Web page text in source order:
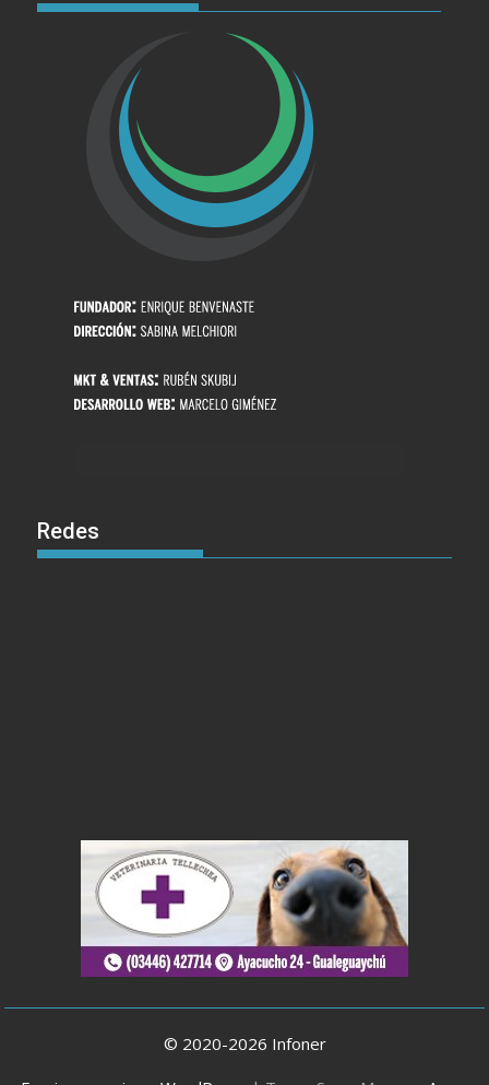
Redes
© 2020-2026 Infoner